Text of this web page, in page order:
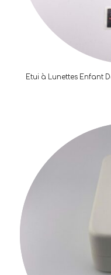
Etui à Lunettes Enfant